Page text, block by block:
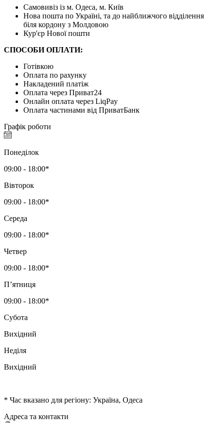
Самовивіз із м. Одеса, м. Київ
Нова пошта по Україні, та до найближчого відділення
біля кордону з Молдовою
Кур'єр Нової пошти
СПОСОБИ ОПЛАТИ:
Готівкою
Оплата по рахунку
Накладений платіж
Оплата через Приват24
Онлайн оплата через LiqPay
Оплата частинами від ПриватБанк
Графік роботи
Понеділок
09:00 - 18:00*
Вівторок
09:00 - 18:00*
Середа
09:00 - 18:00*
Четвер
09:00 - 18:00*
Пʼятниця
09:00 - 18:00*
Субота
Вихідний
Неділя
Вихідний
* Час вказано для регіону: Україна, Одеса
Адреса та контакти